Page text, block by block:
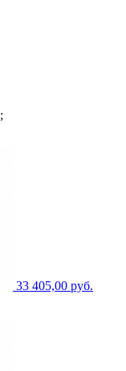
;
33 405,00 руб.